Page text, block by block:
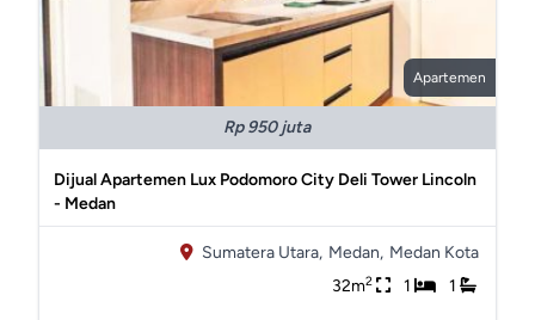
Apartemen
Rp 950 juta
Dijual Apartemen Lux Podomoro City Deli Tower Lincoln
- Medan
Sumatera Utara, Medan, Medan Kota
32m2 1 1